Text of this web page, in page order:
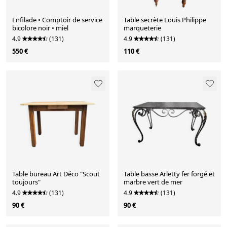
Enfilade • Comptoir de service
bicolore noir • miel
4.9 (131)
550 €
Table secrète Louis Philippe
marqueterie
4.9 (131)
110 €
Table bureau Art Déco "Scout
toujours"
4.9 (131)
90 €
Table basse Arletty fer forgé et
marbre vert de mer
4.9 (131)
90 €